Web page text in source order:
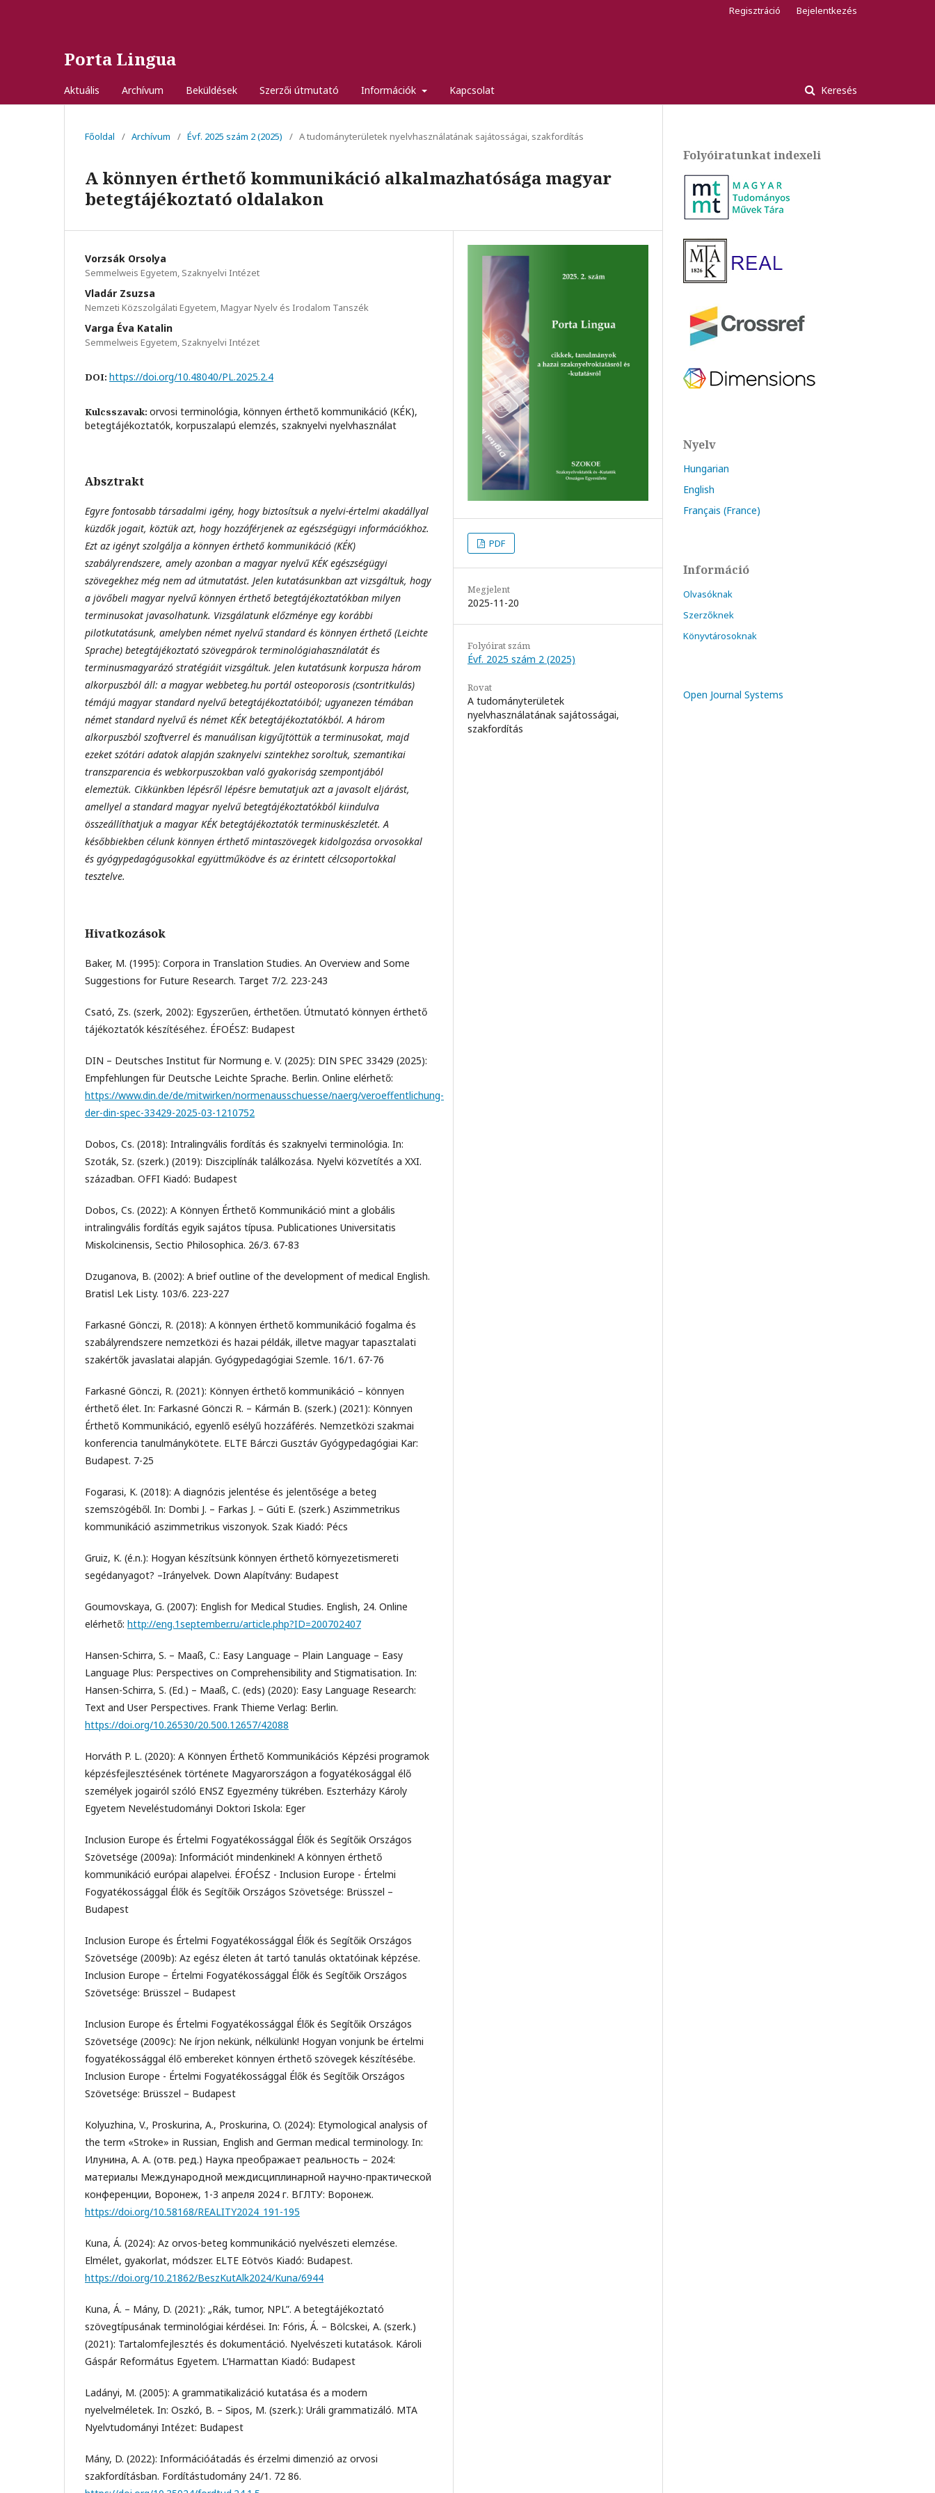
Porta Lingua
Aktuális Archívum Beküldések Szerzői útmutató Információk Kapcsolat Keresés
Regisztráció Bejelentkezés
Főoldal / Archívum / Évf. 2025 szám 2 (2025) / A tudományterületek nyelvhasználatának sajátosságai, szakfordítás
A könnyen érthető kommunikáció alkalmazhatósága magyar
betegtájékoztató oldalakon
Vorzsák Orsolya
Semmelweis Egyetem, Szaknyelvi Intézet
Vladár Zsuzsa
Nemzeti Közszolgálati Egyetem, Magyar Nyelv és Irodalom Tanszék
Varga Éva Katalin
Semmelweis Egyetem, Szaknyelvi Intézet
DOI: https://doi.org/10.48040/PL.2025.2.4
Kulcsszavak: orvosi terminológia, könnyen érthető kommunikáció (KÉK),
betegtájékoztatók, korpuszalapú elemzés, szaknyelvi nyelvhasználat
Absztrakt
Egyre fontosabb társadalmi igény, hogy biztosítsuk a nyelvi-értelmi akadállyal
küzdők jogait, köztük azt, hogy hozzáférjenek az egészségügyi információkhoz.
Ezt az igényt szolgálja a könnyen érthető kommunikáció (KÉK)
szabályrendszere, amely azonban a magyar nyelvű KÉK egészségügyi
szövegekhez még nem ad útmutatást. Jelen kutatásunkban azt vizsgáltuk, hogy
a jövőbeli magyar nyelvű könnyen érthető betegtájékoztatókban milyen
terminusokat javasolhatunk. Vizsgálatunk előzménye egy korábbi
pilotkutatásunk, amelyben német nyelvű standard és könnyen érthető (Leichte
Sprache) betegtájékoztató szövegpárok terminológiahasználatát és
terminusmagyarázó stratégiáit vizsgáltuk. Jelen kutatásunk korpusza három
alkorpuszból áll: a magyar webbeteg.hu portál osteoporosis (csontritkulás)
témájú magyar standard nyelvű betegtájékoztatóiból; ugyanezen témában
német standard nyelvű és német KÉK betegtájékoztatókból. A három
alkorpuszból szoftverrel és manuálisan kigyűjtöttük a terminusokat, majd
ezeket szótári adatok alapján szaknyelvi szintekhez soroltuk, szemantikai
transzparencia és webkorpuszokban való gyakoriság szempontjából
elemeztük. Cikkünkben lépésről lépésre bemutatjuk azt a javasolt eljárást,
amellyel a standard magyar nyelvű betegtájékoztatókból kiindulva
összeállíthatjuk a magyar KÉK betegtájékoztatók terminuskészletét. A
későbbiekben célunk könnyen érthető mintaszövegek kidolgozása orvosokkal
és gyógypedagógusokkal együttműködve és az érintett célcsoportokkal
tesztelve.
Hivatkozások
Baker, M. (1995): Corpora in Translation Studies. An Overview and Some
Suggestions for Future Research. Target 7/2. 223-243
Csató, Zs. (szerk, 2002): Egyszerűen, érthetően. Útmutató könnyen érthető
tájékoztatók készítéséhez. ÉFOÉSZ: Budapest
DIN – Deutsches Institut für Normung e. V. (2025): DIN SPEC 33429 (2025):
Empfehlungen für Deutsche Leichte Sprache. Berlin. Online elérhető:
https://www.din.de/de/mitwirken/normenausschuesse/naerg/veroeffentlichung-
der-din-spec-33429-2025-03-1210752
Dobos, Cs. (2018): Intralingvális fordítás és szaknyelvi terminológia. In:
Szoták, Sz. (szerk.) (2019): Diszciplínák találkozása. Nyelvi közvetítés a XXI.
században. OFFI Kiadó: Budapest
Dobos, Cs. (2022): A Könnyen Érthető Kommunikáció mint a globális
intralingvális fordítás egyik sajátos típusa. Publicationes Universitatis
Miskolcinensis, Sectio Philosophica. 26/3. 67-83
Dzuganova, B. (2002): A brief outline of the development of medical English.
Bratisl Lek Listy. 103/6. 223-227
Farkasné Gönczi, R. (2018): A könnyen érthető kommunikáció fogalma és
szabályrendszere nemzetközi és hazai példák, illetve magyar tapasztalati
szakértők javaslatai alapján. Gyógypedagógiai Szemle. 16/1. 67-76
Farkasné Gönczi, R. (2021): Könnyen érthető kommunikáció – könnyen
érthető élet. In: Farkasné Gönczi R. – Kármán B. (szerk.) (2021): Könnyen
Érthető Kommunikáció, egyenlő esélyű hozzáférés. Nemzetközi szakmai
konferencia tanulmánykötete. ELTE Bárczi Gusztáv Gyógypedagógiai Kar:
Budapest. 7-25
Fogarasi, K. (2018): A diagnózis jelentése és jelentősége a beteg
szemszögéből. In: Dombi J. – Farkas J. – Gúti E. (szerk.) Aszimmetrikus
kommunikáció aszimmetrikus viszonyok. Szak Kiadó: Pécs
Gruiz, K. (é.n.): Hogyan készítsünk könnyen érthető környezetismereti
segédanyagot? –Irányelvek. Down Alapítvány: Budapest
Goumovskaya, G. (2007): English for Medical Studies. English, 24. Online
elérhető: http://eng.1september.ru/article.php?ID=200702407
Hansen-Schirra, S. – Maaß, C.: Easy Language – Plain Language – Easy
Language Plus: Perspectives on Comprehensibility and Stigmatisation. In:
Hansen-Schirra, S. (Ed.) – Maaß, C. (eds) (2020): Easy Language Research:
Text and User Perspectives. Frank Thieme Verlag: Berlin.
https://doi.org/10.26530/20.500.12657/42088
Horváth P. L. (2020): A Könnyen Érthető Kommunikációs Képzési programok
képzésfejlesztésének története Magyarországon a fogyatékosággal élő
személyek jogairól szóló ENSZ Egyezmény tükrében. Eszterházy Károly
Egyetem Neveléstudományi Doktori Iskola: Eger
Inclusion Europe és Értelmi Fogyatékossággal Élők és Segítőik Országos
Szövetsége (2009a): Információt mindenkinek! A könnyen érthető
kommunikáció európai alapelvei. ÉFOÉSZ - Inclusion Europe - Értelmi
Fogyatékossággal Élők és Segítőik Országos Szövetsége: Brüsszel –
Budapest
Inclusion Europe és Értelmi Fogyatékossággal Élők és Segítőik Országos
Szövetsége (2009b): Az egész életen át tartó tanulás oktatóinak képzése.
Inclusion Europe – Értelmi Fogyatékossággal Élők és Segítőik Országos
Szövetsége: Brüsszel – Budapest
Inclusion Europe és Értelmi Fogyatékossággal Élők és Segítőik Országos
Szövetsége (2009c): Ne írjon nekünk, nélkülünk! Hogyan vonjunk be értelmi
fogyatékossággal élő embereket könnyen érthető szövegek készítésébe.
Inclusion Europe - Értelmi Fogyatékossággal Élők és Segítőik Országos
Szövetsége: Brüsszel – Budapest
Kolyuzhina, V., Proskurina, A., Proskurina, O. (2024): Etymological analysis of
the term «Stroke» in Russian, English and German medical terminology. In:
Илунина, A. A. (отв. ред.) Наука преображает реальность – 2024:
материалы Международной междисциплинарной научно-практической
конференции, Воронеж, 1-3 апреля 2024 г. ВГЛТУ: Воронеж.
https://doi.org/10.58168/REALITY2024_191-195
Kuna, Á. (2024): Az orvos-beteg kommunikáció nyelvészeti elemzése.
Elmélet, gyakorlat, módszer. ELTE Eötvös Kiadó: Budapest.
https://doi.org/10.21862/BeszKutAlk2024/Kuna/6944
Kuna, Á. – Mány, D. (2021): „Rák, tumor, NPL”. A betegtájékoztató
szövegtípusának terminológiai kérdései. In: Fóris, Á. – Bölcskei, A. (szerk.)
(2021): Tartalomfejlesztés és dokumentáció. Nyelvészeti kutatások. Károli
Gáspár Református Egyetem. L’Harmattan Kiadó: Budapest
Ladányi, M. (2005): A grammatikalizáció kutatása és a modern
nyelvelméletek. In: Oszkó, B. – Sipos, M. (szerk.): Uráli grammatizáló. MTA
Nyelvtudományi Intézet: Budapest
Mány, D. (2022): Információátadás és érzelmi dimenzió az orvosi
szakfordításban. Fordítástudomány 24/1. 72 86.
PDF
Megjelent
2025-11-20
Folyóirat szám
Évf. 2025 szám 2 (2025)
Rovat
A tudományterületek
nyelvhasználatának sajátosságai,
szakfordítás
Folyóiratunkat indexeli
Nyelv
Hungarian
English
Français (France)
Információ
Olvasóknak
Szerzőknek
Könyvtárosoknak
Open Journal Systems